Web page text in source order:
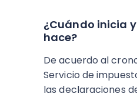
¿Cuándo inicia
hace?
De acuerdo al
Servicio de
las declaraciones